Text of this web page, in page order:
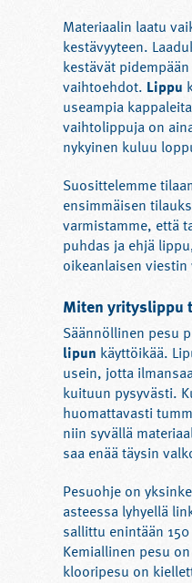
Materiaalin laatu
kestävyyteen.
kestävät
vaihtoehdot. Lippu
useampia
vaihtolippuja on
nykyinen kuluu
Suosittelemme
ensimmäisen
varmistamme, että
puhdas ja ehjä
oikeanlaisen
Miten yrityslippu
Säännöllinen pesu
lipun käyttöikää.
usein, jotta
kuituun pysyvästi.
huomattavasti
niin syvällä
saa enää täysin
Pesuohje on
asteessa lyhyellä
sallittu enintään
Kemiallinen pesu
klooripesu on